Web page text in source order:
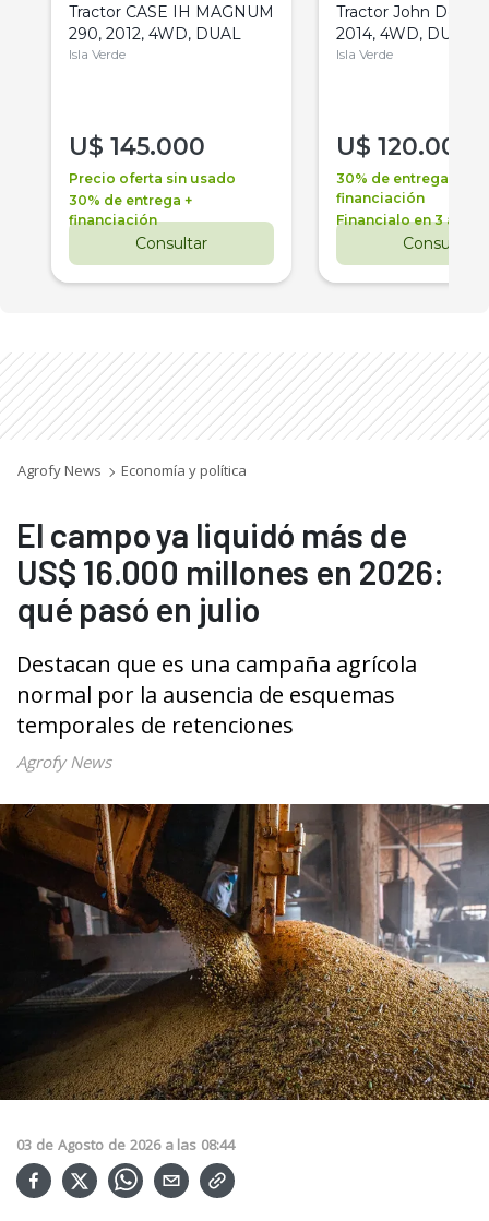
Tractor CASE IH MAGNUM
290, 2012, 4WD, DUAL
Isla Verde
U$ 145.000
Precio oferta sin usado
30% de entrega +
financiación
Consultar
Tractor John Deere
2014, 4WD, DUAL
Isla Verde
U$ 120.000
30% de entrega +
financiación
Financialo en 3 años
Consultar
Agrofy News Economía y política
El campo ya liquidó más de
US$ 16.000 millones en 2026:
qué pasó en julio
Destacan que es una campaña agrícola
normal por la ausencia de esquemas
temporales de retenciones
Agrofy News
03 de Agosto de 2026 a las 08:44